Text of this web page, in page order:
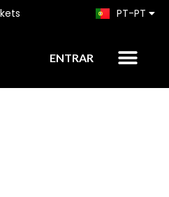
PT-PT
KO
ENTRAR